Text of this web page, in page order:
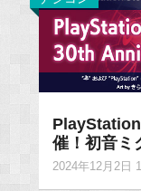
催！初音ミ
2024年12月2日